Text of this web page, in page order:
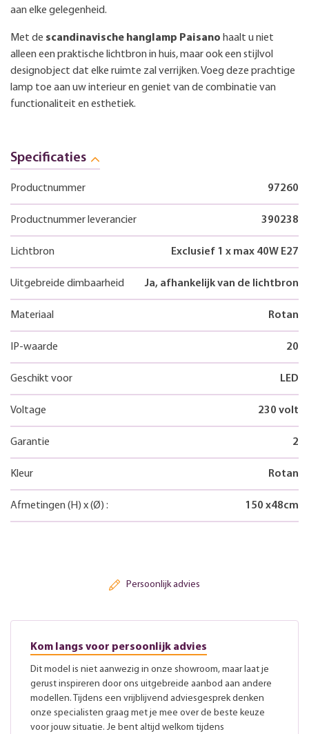
aan elke gelegenheid.
Met de scandinavische hanglamp Paisano haalt u niet
alleen een praktische lichtbron in huis, maar ook een stijlvol
designobject dat elke ruimte zal verrijken. Voeg deze prachtige
lamp toe aan uw interieur en geniet van de combinatie van
functionaliteit en esthetiek.
Specificaties
Productnummer 97260
Productnummer leverancier 390238
Lichtbron Exclusief 1 x max 40W E27
Uitgebreide dimbaarheid Ja, afhankelijk van de lichtbron
Materiaal Rotan
IP-waarde 20
Geschikt voor LED
Voltage 230 volt
Garantie 2
Kleur Rotan
Afmetingen (H) x(Ø) : 150 x48cm
Persoonlijk advies
Kom langs voor persoonlijk advies
Dit model is niet aanwezig in onze showroom, maar laat je
gerust inspireren door ons uitgebreide aanbod aan andere
modellen. Tijdens een vrijblijvend adviesgesprek denken
onze specialisten graag met je mee over de beste keuze
voor jouw situatie. Je bent altijd welkom tijdens